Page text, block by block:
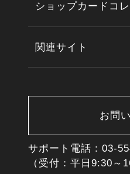
ショップカードコ
関連サイト
お問
サポート電話 : 03-
（受付：平日9:30～